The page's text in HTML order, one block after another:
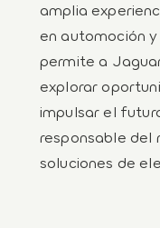
amplia
en automoción
permite a
explorar
impulsar el
responsable del
soluciones de